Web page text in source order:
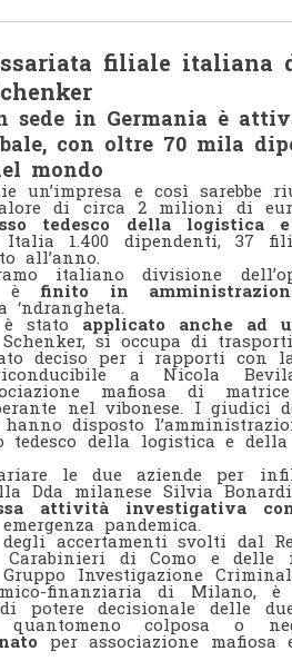
filiale italiana
sede in Germania è
con oltre 70 mila
mondo
un’impresa e così sarebbe
di circa 2 milioni di
tedesco della logistica
1.400 dipendenti, 37
all’anno.
italiano divisione
è finito in
è statoapplicato anche ad
si occupa di
deciso per i rapporti con
a Nicola
mafiosa di
nel vibonese. I giudici
disposto
della logistica e della
le due aziende per
Dda milanese Silvia
attività investigativa
pandemica.
accertamenti svolti dal
Carabinieri di Como e delle
Investigazione
finanziaria di Milano,
decisionale delle due
colposa o
per associazione mafiosa